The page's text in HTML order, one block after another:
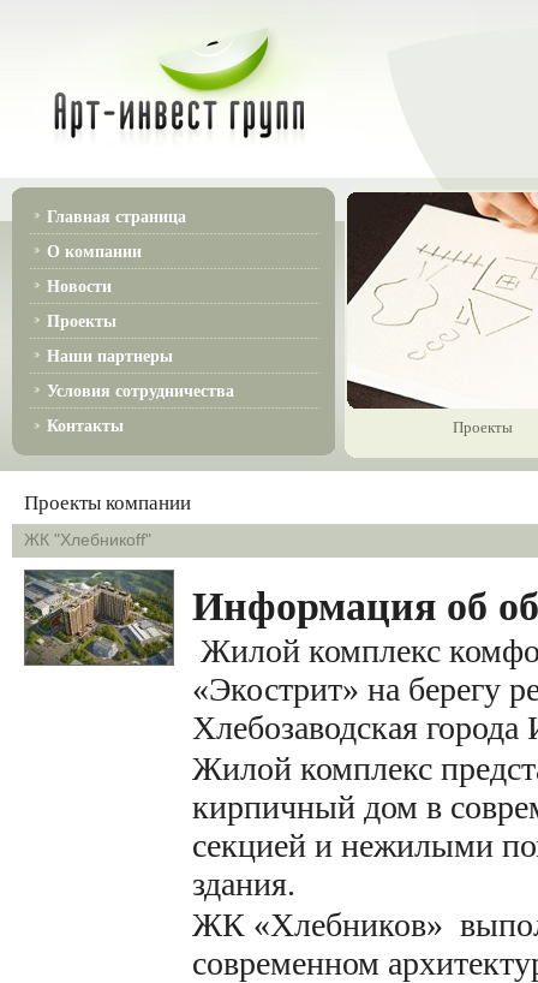
Главная страница
О компании
Новости
Проекты
Наши партнеры
Условия сотрудничества
Контакты
Проекты
Проекты компании
ЖК "Хлебникоff"
Информация об
Жилой комплекс
«Экострит» на берегу
Хлебозаводская
Жилой комплекс
кирпичный дом в
секцией и нежилыми
здания.
ЖК «Хлебников»
современном